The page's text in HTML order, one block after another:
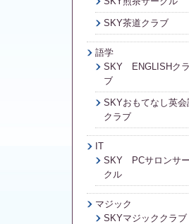
SKY茶道クラブ
語学
SKY ENGLISHクラ
ブ
SKYおもてなし英会
クラブ
IT
SKY PCサロンサー
クル
マジック
SKYマジッククラブ